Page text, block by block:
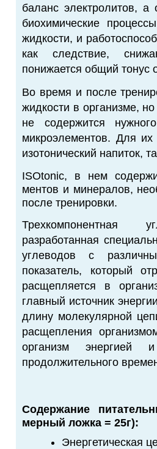
баланс электролитов, а
биохимические
жидкости, и
как следствие,
понижается общий тонус
Во время и после
жидкости в организме,
не содержится
микроэлементов. Для их
изотонический напиток,
ISOtonic, в нем
ментов и минералов,
после тренировки.
Трехкомпонентная
разработанная
углеводов с
показатель, который
расщепляется в
главный источник
длину молекулярной
расщепления
организм энергией
продолжительного
Содержание
мерный ложка = 25г):
Энергетическая